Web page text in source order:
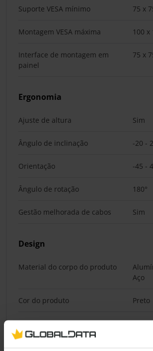
Suporte VESA mínimo 75 x
Montagem VESA máxima 100 x
Interface de montagem em
painel
75 x
Ergonomia
Ajuste de altura Sim
Ângulo de inclinação -20 -
Orientação -45 -
Ângulo de rotação 180°
Gestão melhorada de cabos Sim
Design
Material do corpo do produto
Aço
Cor do produto Preto
Pesos e dimensões